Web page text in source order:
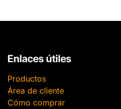
Enlaces útiles
Productos
Área de cliente
Cómo comprar